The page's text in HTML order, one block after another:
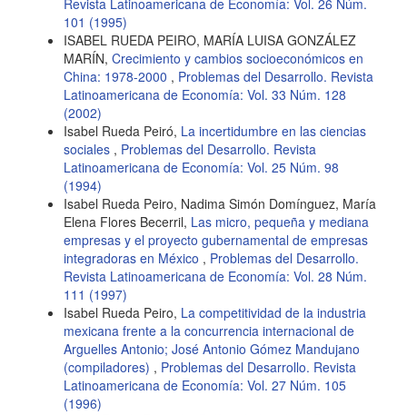
Revista Latinoamericana de Economía: Vol. 26 Núm.
101 (1995)
ISABEL RUEDA PEIRO, MARÍA LUISA GONZÁLEZ
MARÍN, Crecimiento y cambios socioeconómicos en
China: 1978-2000 , Problemas del Desarrollo. Revista
Latinoamericana de Economía: Vol. 33 Núm. 128
(2002)
Isabel Rueda Peiró, La incertidumbre en las ciencias
sociales , Problemas del Desarrollo. Revista
Latinoamericana de Economía: Vol. 25 Núm. 98
(1994)
Isabel Rueda Peiro, Nadima Simón Domínguez, María
Elena Flores Becerril, Las micro, pequeña y mediana
empresas y el proyecto gubernamental de empresas
integradoras en México , Problemas del Desarrollo.
Revista Latinoamericana de Economía: Vol. 28 Núm.
111 (1997)
Isabel Rueda Peiro, La competitividad de la industria
mexicana frente a la concurrencia internacional de
Arguelles Antonio; José Antonio Gómez Mandujano
(compiladores) , Problemas del Desarrollo. Revista
Latinoamericana de Economía: Vol. 27 Núm. 105
(1996)